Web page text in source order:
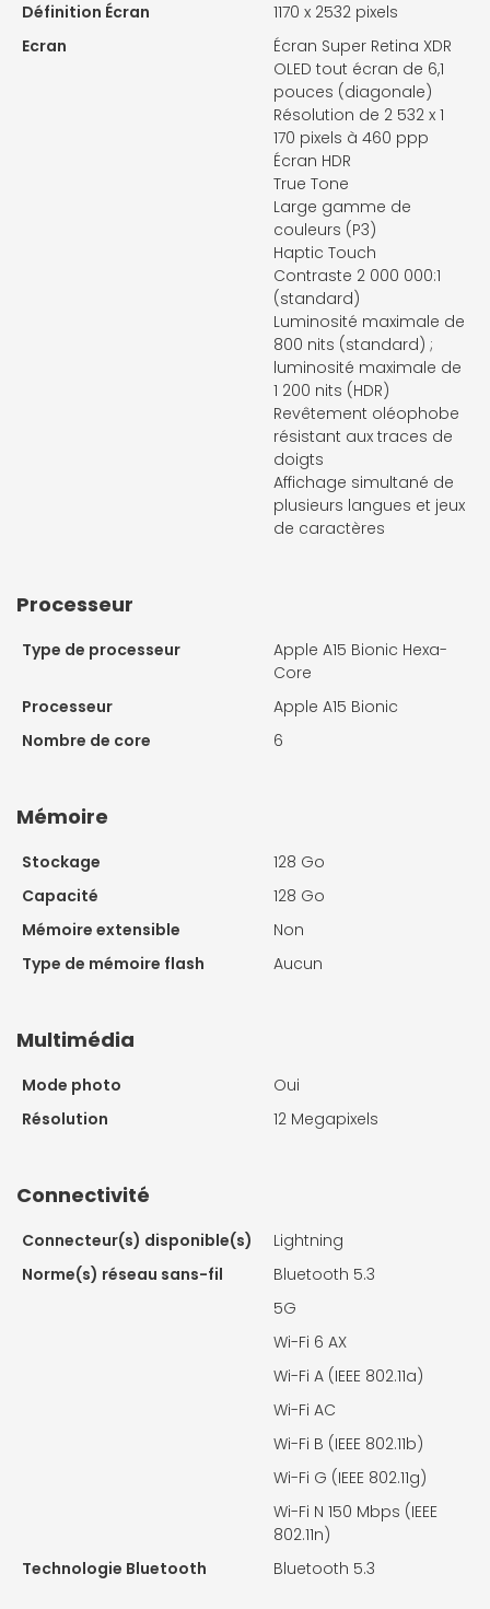
Définition Écran
1170 x 2532 pixels
Ecran
Écran Super Retina XDR
OLED tout écran de 6,1
pouces (diagonale)
Résolution de 2 532 x 1
170 pixels à 460 ppp
Écran HDR
True Tone
Large gamme de
couleurs (P3)
Haptic Touch
Contraste 2 000 000:1
(standard)
Luminosité maximale de
800 nits (standard) ;
luminosité maximale de
1 200 nits (HDR)
Revêtement oléophobe
résistant aux traces de
doigts
Affichage simultané de
plusieurs langues et jeux
de caractères
Processeur
Type de processeur
Apple A15 Bionic Hexa-
Core
Processeur
Apple A15 Bionic
Nombre de core
6
Mémoire
Stockage
128 Go
Capacité
128 Go
Mémoire extensible
Non
Type de mémoire flash
Aucun
Multimédia
Mode photo
Oui
Résolution
12 Megapixels
Connectivité
Connecteur(s) disponible(s)
Lightning
Norme(s) réseau sans-fil
Bluetooth 5.3
5G
Wi-Fi 6 AX
Wi-Fi A (IEEE 802.11a)
Wi-Fi AC
Wi-Fi B (IEEE 802.11b)
Wi-Fi G (IEEE 802.11g)
Wi-Fi N 150 Mbps (IEEE
802.11n)
Technologie Bluetooth
Bluetooth 5.3